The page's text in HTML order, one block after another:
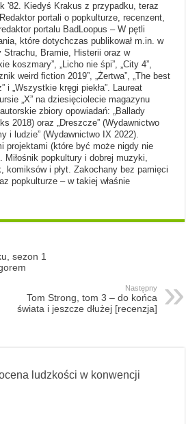
'82. Kiedyś Krakus z przypadku, teraz
portali o popkulturze, recenzent,
portalu BadLoopus – W pętli
które dotychczas publikował m.in. w
Bramie, Histerii oraz w
koszmary”, „Licho nie śpi”, „City 4”,
weird fiction 2019”, „Żertwa”, „The best
i „Wszystkie kręgi piekła”. Laureat
„X” na dziesięciolecie magazynu
zbiory opowiadań: „Ballady
2018) oraz „Dreszcze” (Wydawnictwo
i ludzie” (Wydawnictwo IX 2022).
projektami (które być może nigdy nie
Miłośnik popkultury i dobrej muzyki,
komiksów i płyt. Zakochany bez pamięci
popkulturze – w takiej właśnie
sezon 1
Następny
Tom Strong, tom 3 – do końca
świata i jeszcze dłużej [recenzja]
ludzkości w konwencji